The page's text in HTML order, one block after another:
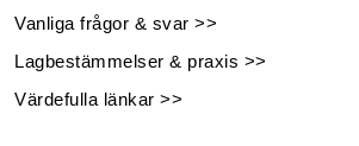
Vanliga frågor & svar >>
Lagbestämmelser & praxis >>
Värdefulla länkar >>